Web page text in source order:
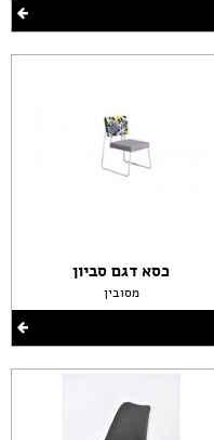
כסא דגם סביון
מסובין